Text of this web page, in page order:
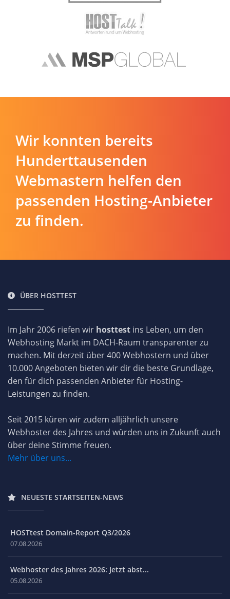
Wir konnten bereits
Hunderttausenden
Webmastern helfen den
passenden Hosting-Anbieter
zu finden.
ÜBER HOSTTEST
Im Jahr 2006 riefen wir hosttest ins Leben, um den
Webhosting Markt im DACH-Raum transparenter zu
machen. Mit derzeit über 400 Webhostern und über
10.000 Angeboten bieten wir dir die beste Grundlage,
den für dich passenden Anbieter für Hosting-
Leistungen zu finden.
Seit 2015 küren wir zudem alljährlich unsere
Webhoster des Jahres und würden uns in Zukunft auch
über deine Stimme freuen.
Mehr über uns...
NEUESTE STARTSEITEN-NEWS
HOSTtest Domain-Report Q3/2026
07.08.2026
Webhoster des Jahres 2026: Jetzt abst...
05.08.2026